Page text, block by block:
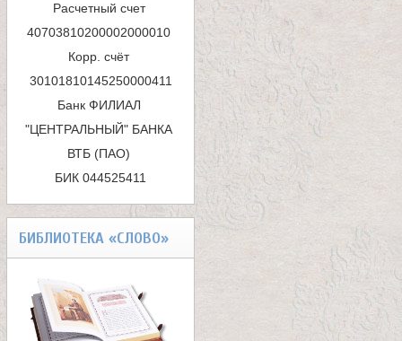
Расчетный счет
40703810200002000010
Корр. счёт
Банк ФИЛИАЛ
"ЦЕНТРАЛЬНЫЙ" БАНКА
ВТБ (ПАО)
БИК 044525411
БИБЛИОТЕКА «СЛОВО»
о
и
с
к